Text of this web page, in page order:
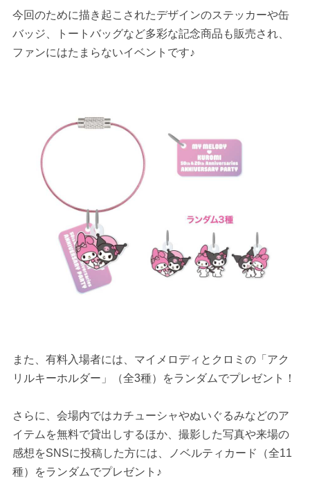
今回のために描き起こされたデザインのステッカーや缶
バッジ、トートバッグなど多彩な記念商品も販売され、
ファンにはたまらないイベントです♪
また、有料入場者には、マイメロディとクロミの「アク
リルキーホルダー」（全3種）をランダムでプレゼント！
さらに、会場内ではカチューシャやぬいぐるみなどのア
イテムを無料で貸出しするほか、撮影した写真や来場の
感想をSNSに投稿した方には、ノベルティカード（全11
種）をランダムでプレゼント♪